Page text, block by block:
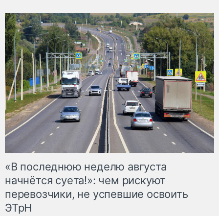
«В последнюю неделю августа
начнётся суета!»: чем рискуют
перевозчики, не успевшие освоить
ЭТрН